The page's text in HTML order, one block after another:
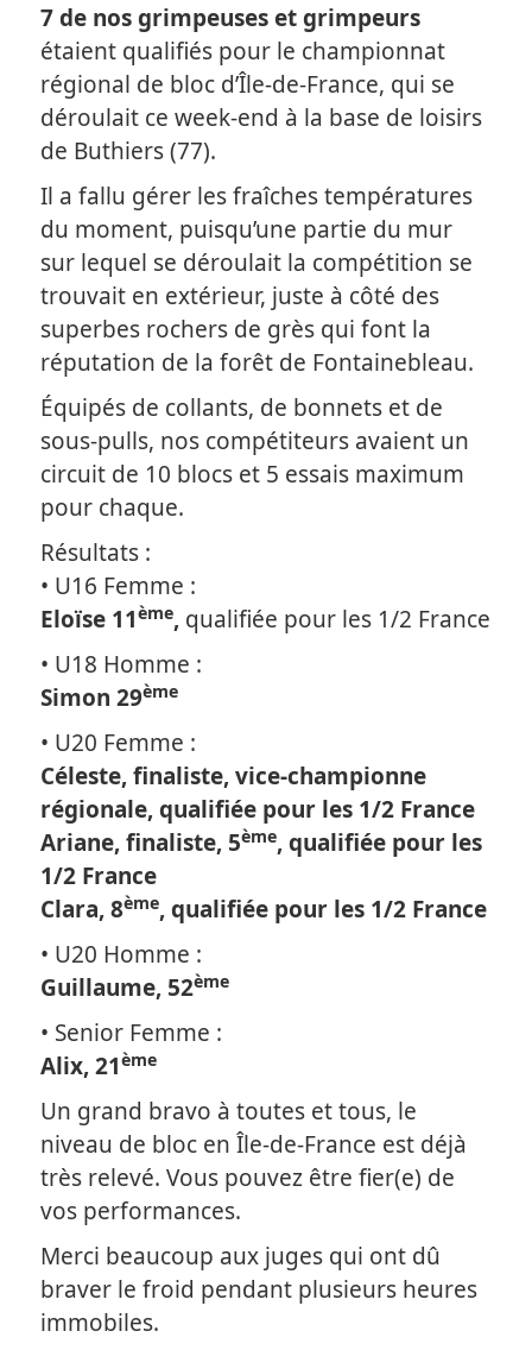
7 de nos grimpeuses et grimpeurs
étaient qualifiés pour le championnat
régional de bloc d’Île-de-France, qui se
déroulait ce week-end à la base de loisirs
de Buthiers (77).
Il a fallu gérer les fraîches températures
du moment, puisqu’une partie du mur
sur lequel se déroulait la compétition se
trouvait en extérieur, juste à côté des
superbes rochers de grès qui font la
réputation de la forêt de Fontainebleau.
Équipés de collants, de bonnets et de
sous-pulls, nos compétiteurs avaient un
circuit de 10 blocs et 5 essais maximum
pour chaque.
Résultats :
• U16 Femme :
Eloïse 11ème, qualifiée pour les 1/2 France
• U18 Homme :
Simon 29ème
• U20 Femme :
Céleste, finaliste, vice-championne
régionale, qualifiée pour les 1/2 France
Ariane, finaliste, 5ème, qualifiée pour les
1/2 France
Clara, 8ème, qualifiée pour les 1/2 France
• U20 Homme :
Guillaume, 52ème
• Senior Femme :
Alix, 21ème
Un grand bravo à toutes et tous, le
niveau de bloc en Île-de-France est déjà
très relevé. Vous pouvez être fier(e) de
vos performances.
Merci beaucoup aux juges qui ont dû
braver le froid pendant plusieurs heures
immobiles.